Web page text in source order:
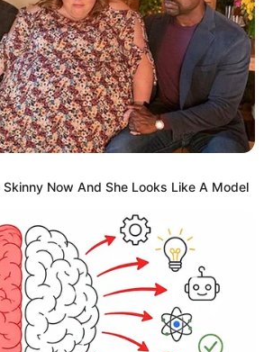
Now And She Looks Like A Model